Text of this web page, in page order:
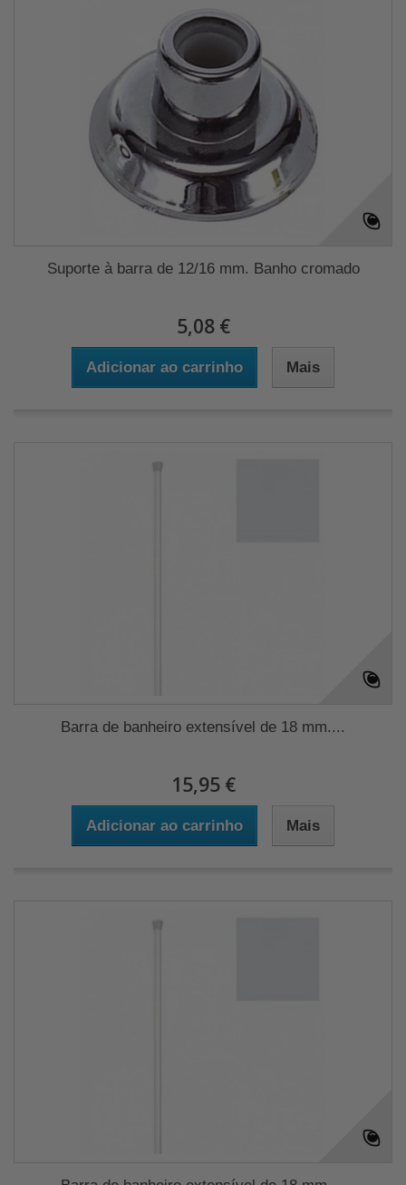
Suporte à barra de 12/16 mm. Banho cromado
5,08 €
Adicionar ao carrinho Mais
Barra de banheiro extensível de 18 mm....
15,95 €
Adicionar ao carrinho Mais